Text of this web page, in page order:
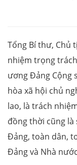
Tổng Bí thư, Chủ
nhiệm trọng
ương Đảng Cộng
hòa xã hội chủ
lao, là trách
đồng thời cũng
Đảng, toàn dân,
Đảng và Nhà